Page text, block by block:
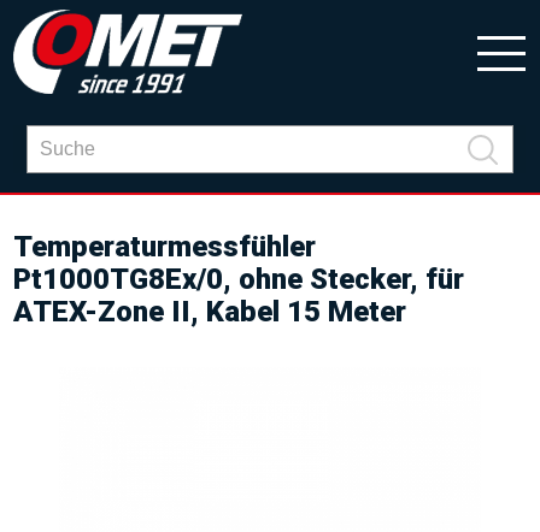
Temperaturmessfühler
Pt1000TG8Ex/0, ohne Stecker, für
ATEX-Zone II, Kabel 15 Meter